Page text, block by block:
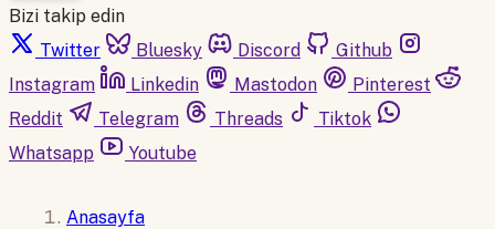
Bizi takip edin
Twitter
Bluesky Discord
Github
Instagram
Linkedin Mastodon
Pinterest
Reddit
Telegram Threads
Tiktok
Whatsapp
Youtube
Anasayfa